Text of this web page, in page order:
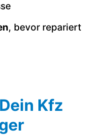
, bevor repariert
Dein Kfz